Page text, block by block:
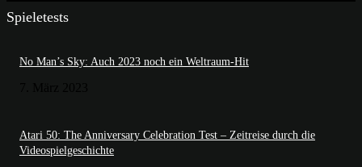
Spieletests
No Man’s Sky: Auch 2023 noch ein Weltraum-Hit
Atari 50: The Anniversary Celebration Test – Zeitreise durch die
Videospielgeschichte